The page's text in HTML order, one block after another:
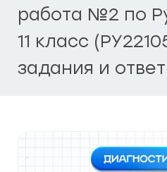
работа №2 по
11 класс
задания и